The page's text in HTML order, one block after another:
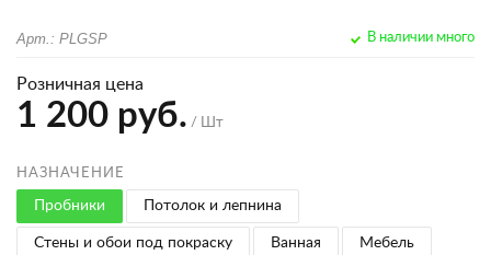
Арт.: PLGSP В наличии много
Розничная цена
1 200 руб. / Шт
НАЗНАЧЕНИЕ
Пробники Потолок и лепнина
Стены и обои под покраску Ванная Мебель